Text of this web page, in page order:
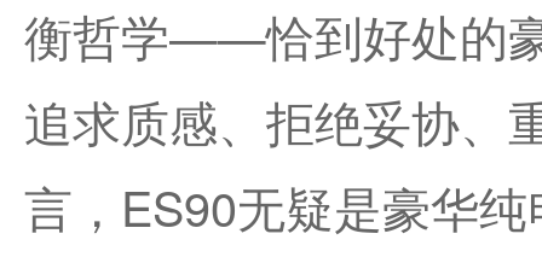
衡哲学——恰到好处的
追求质感、拒绝妥协、
言，ES90无疑是豪华